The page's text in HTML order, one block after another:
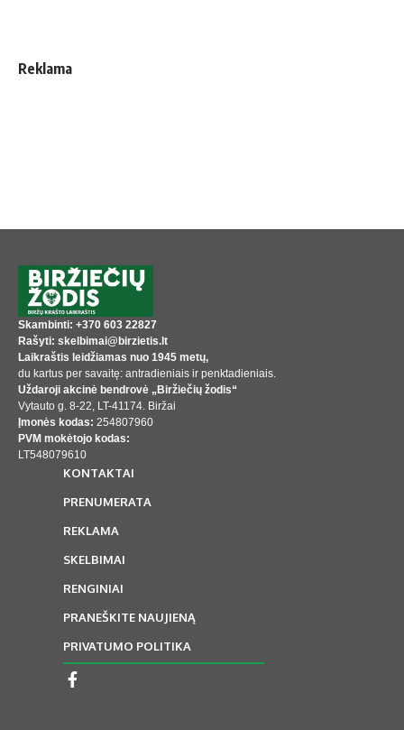
Reklama
Skambinti: +370 603 22827
Rašyti: skelbimai@birzietis.lt
Laikraštis leidžiamas nuo 1945 metų,
du kartus per savaitę: antradieniais ir penktadieniais.
Uždaroji akcinė bendrovė „Biržiečių žodis“
Vytauto g. 8-22, LT-41174. Biržai
Įmonės kodas: 254807960
PVM mokėtojo kodas:
LT548079610
KONTAKTAI
PRENUMERATA
REKLAMA
SKELBIMAI
RENGINIAI
PRANEŠKITE NAUJIENĄ
PRIVATUMO POLITIKA